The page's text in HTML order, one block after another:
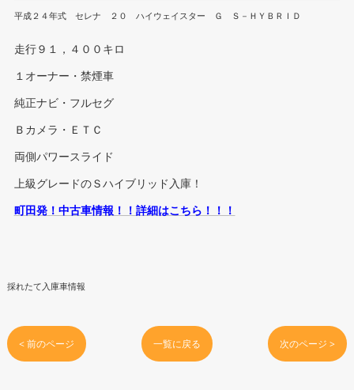
平成２４年式 セレナ ２０ ハイウェイスター Ｇ Ｓ－ＨＹＢＲＩＤ
走行９１，４００キロ
１オーナー・禁煙車
純正ナビ・フルセグ
Ｂカメラ・ＥＴＣ
両側パワースライド
上級グレードのＳハイブリッド入庫！
町田発！中古車情報！！詳細はこちら！！！
採れたて入庫車情報
< 前のページ 一覧に戻る 次のページ >